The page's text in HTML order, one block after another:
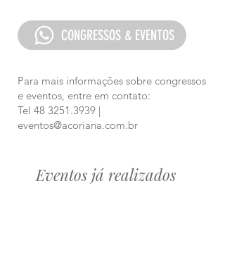
Para mais informações sobre congressos
e eventos, entre em contato:
Tel 48 3251.3939 |
eventos@acoriana.com.br
CONGRESSOS & EVENTOS
Eventos já realizados